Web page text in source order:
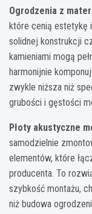
Ogrodzenia z
które cenią estetykę
solidnej konstrukcji
kamieniami mogą
harmonijnie
zwykle niższa niż
grubości i gęstości
Płoty akustyczne
samodzielnie
elementów, które
producenta. To
szybkość montażu,
niż budowa